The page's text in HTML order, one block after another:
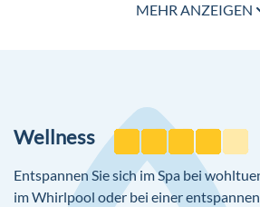
Restaurants inklusive (nach
Reservierung)
Vegetarian Corner im
Local Corner im Hauptrestaurant
MEHR ANZEIGEN
Wellness
Entspannen Sie sich im Spa bei
im Whirlpool oder bei einer